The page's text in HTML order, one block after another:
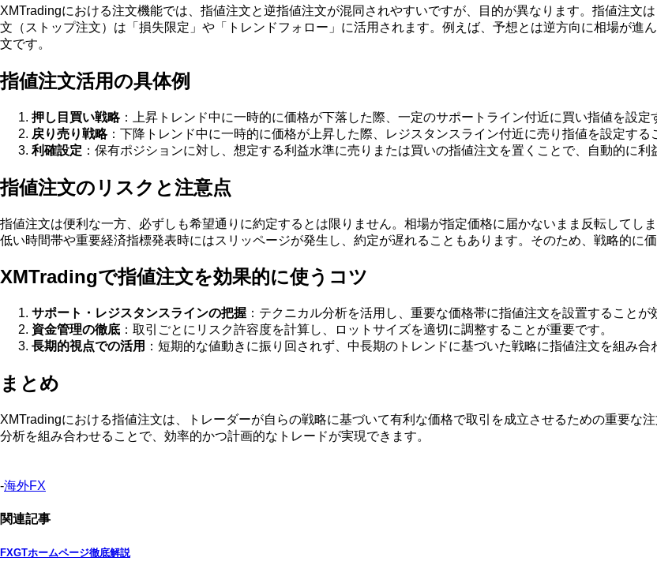
XMTradingにおける注文機能では、指値注文と逆指値注文が混同されやすいですが、目的が異なります。指値注文
文（ストップ注文）は「損失限定」や「トレンドフォロー」に活用されます。例えば、予想とは逆方向に相場が進
文です。
指値注文活用の具体例
押し目買い戦略：上昇トレンド中に一時的に価格が下落した際、一定のサポートライン付近に買い指値を設定
戻り売り戦略：下降トレンド中に一時的に価格が上昇した際、レジスタンスライン付近に売り指値を設定する
利確設定 ：保有ポジションに対し、想定する利益水準に売りまたは買いの指値注文を置くことで、自動的に利
指値注文のリスクと注意点
指値注文は便利な一方、必ずしも希望通りに約定するとは限りません。相場が指定価格に届かないまま反転してし
低い時間帯や重要経済指標発表時にはスリッページが発生し、約定が遅れることもあります。そのため、戦略的に
XMTradingで指値注文を効果的に使うコツ
サポート・レジスタンスラインの把握 ：テクニカル分析を活用し、重要な価格帯に指値注文を設置することが
資金管理の徹底 ：取引ごとにリスク許容度を計算し、ロットサイズを適切に調整することが重要です。
長期的視点での活用 ：短期的な値動きに振り回されず、中長期のトレンドに基づいた戦略に指値注文を組み合
まとめ
XMTradingにおける指値注文は、トレーダーが自らの戦略に基づいて有利な価格で取引を成立させるための重要な
分析を組み合わせることで、効率的かつ計画的なトレードが実現できます。
-海外FX
関連記事
FXGTホームページ徹底解説